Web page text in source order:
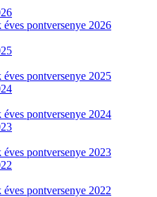
pontversenye 2026
pontversenye 2025
pontversenye 2024
pontversenye 2023
pontversenye 2022